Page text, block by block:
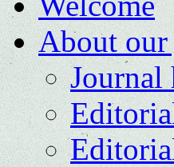
About
Journal